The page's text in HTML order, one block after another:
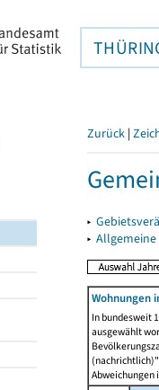
Zurück |
▸
▸
Wohnungen
In bundesweit
ausgewählt
Abweichungen